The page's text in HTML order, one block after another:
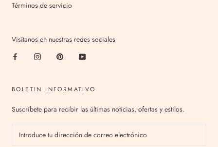
Términos de servicio
Visítanos en nuestras redes sociales
BOLETIN INFORMATIVO
Suscríbete para recibir las últimas noticias, ofertas y estilos.